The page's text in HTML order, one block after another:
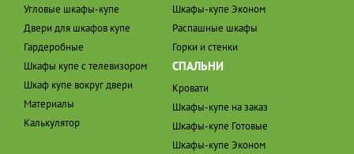
Угловые шкафы-купе
Двери для шкафов купе
Гардеробные
Шкафы купе с телевизором
Шкаф купе вокруг двери
Материалы
Калькулятор
Шкафы-купе Эконом
Распашные шкафы
Горки и стенки
СПАЛЬНИ
Кровати
Шкафы-купе на заказ
Шкафы-купе Готовые
Шкафы-купе Эконом